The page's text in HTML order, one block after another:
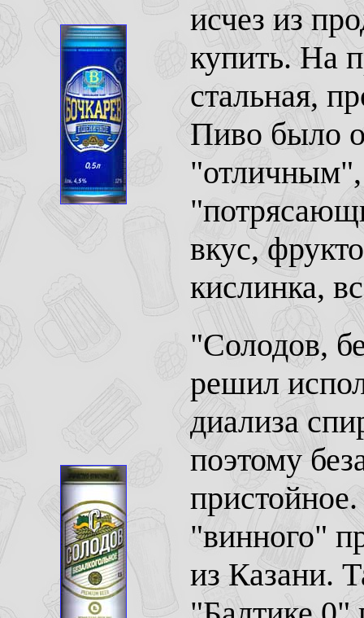
исчез из
купить. На
стальная,
Пиво было
"отличным",
вкус,
кислинка,
"Солодов,
решил
диализа
поэтому
"винного"
из Казани.